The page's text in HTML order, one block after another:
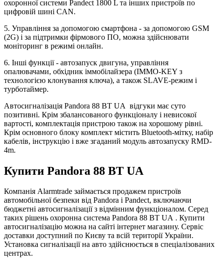
охоронної системи Pandect 1800 L та інших пристроїв по
цифровій шині CAN.
5. Управління за допомогою смартфона - за допомогою GSM
(2G) і за підтримки фірмового ПО, можна здійснювати
моніторинг в режимі онлайн.
6. Інші функції - автозапуск двигуна, управління
опалювачами, обхідник іммобілайзера (IMMO-KEY з
технологією клонування ключа), а також SLAVE-режим і
турботаймер.
Автосигналізація Pandora 88 BT UA відгуки має суто
позитивні. Крім збалансованого функціоналу і невисокої
вартості, комплектація пристрою також на хорошому рівні.
Крім основного блоку комплект містить Bluetooth-мітку, набір
кабелів, інструкцію і вже згаданий модуль автозапуску RMD-
4m.
Купити Pandora 88 BT UA
Компанія Alarmtrade займається продажем пристроїв
автомобільної безпеки від Pandora і Pandect, включаючи
бюджетні автосигналізації з відмінним функціоналом. Серед
таких рішень охоронна система Pandora 88 BT UA . Купити
автосигналізацію можна на сайті інтернет магазину. Сервіс
доставки доступний по Києву та всій території України.
Установка сигналізації на авто здійснюється в спеціалізованих
центрах.